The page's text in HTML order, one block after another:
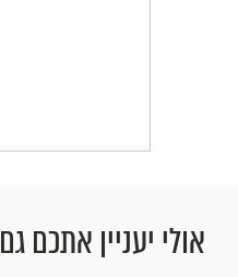
אולי יעניין אתכם גם